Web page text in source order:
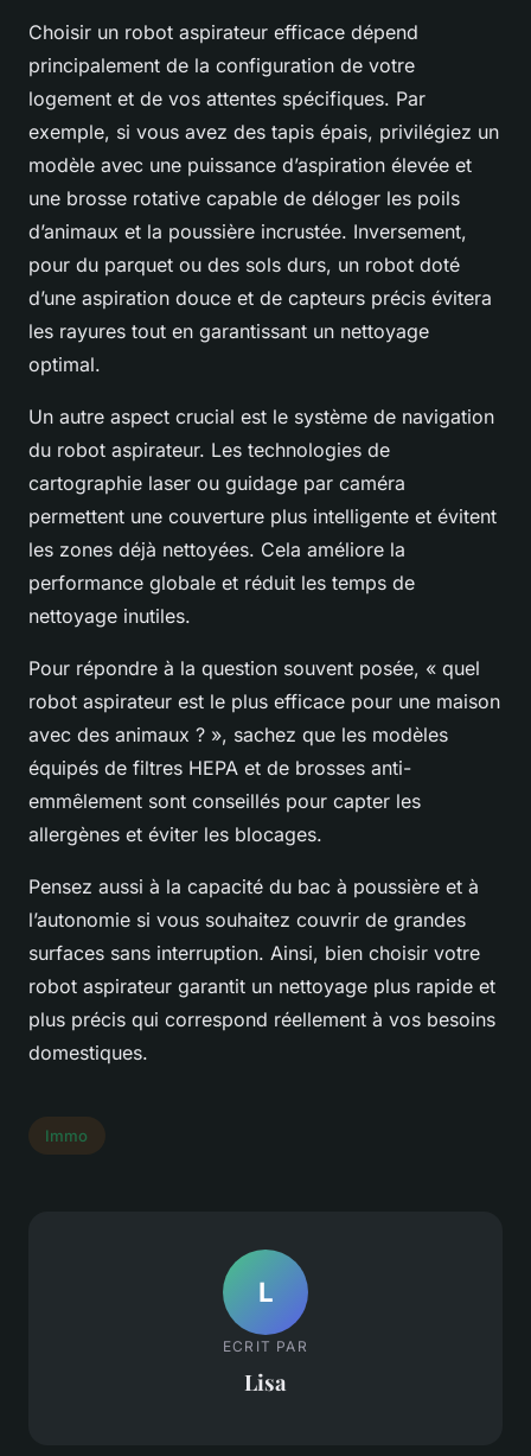
Choisir un robot aspirateur efficace dépend
principalement de la configuration de votre
logement et de vos attentes spécifiques. Par
exemple, si vous avez des tapis épais, privilégiez un
modèle avec une puissance d’aspiration élevée et
une brosse rotative capable de déloger les poils
d’animaux et la poussière incrustée. Inversement,
pour du parquet ou des sols durs, un robot doté
d’une aspiration douce et de capteurs précis évitera
les rayures tout en garantissant un nettoyage
optimal.
Un autre aspect crucial est le système de navigation
du robot aspirateur. Les technologies de
cartographie laser ou guidage par caméra
permettent une couverture plus intelligente et évitent
les zones déjà nettoyées. Cela améliore la
performance globale et réduit les temps de
nettoyage inutiles.
Pour répondre à la question souvent posée, « quel
robot aspirateur est le plus efficace pour une maison
avec des animaux ? », sachez que les modèles
équipés de filtres HEPA et de brosses anti-
emmêlement sont conseillés pour capter les
allergènes et éviter les blocages.
Pensez aussi à la capacité du bac à poussière et à
l’autonomie si vous souhaitez couvrir de grandes
surfaces sans interruption. Ainsi, bien choisir votre
robot aspirateur garantit un nettoyage plus rapide et
plus précis qui correspond réellement à vos besoins
domestiques.
Immo
L
ECRIT PAR
Lisa